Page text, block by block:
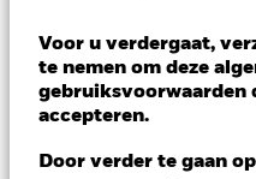
Voor u verdergaat,
te nemen om deze
gebruiksvoorwaarden
accepteren.
Door verder te gaan
NAV per 05/aug/2026
HKD 149,08